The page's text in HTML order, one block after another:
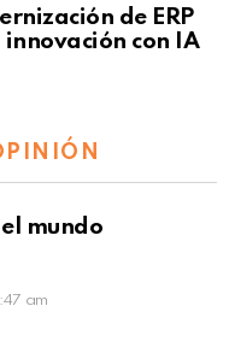
post
de ERP
con IA
mundo
am